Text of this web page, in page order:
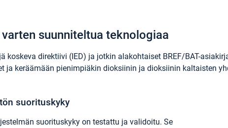
suunniteltua teknologiaa
koskeva direktiivi (IED) ja jotkin alakohtaiset BREF/BAT-
ja keräämään pienimpiäkin dioksiinin ja dioksiinin kaltaisten
suorituskyky
suorituskyky on testattu ja validoitu. Se